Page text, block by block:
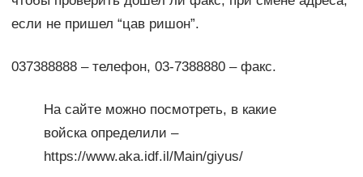
если не пришел “цав ришон”.
037388888 – телефон, 03-7388880 – факс.
На сайте можно посмотреть, в какие
войска определили –
https://www.aka.idf.il/Main/giyus/